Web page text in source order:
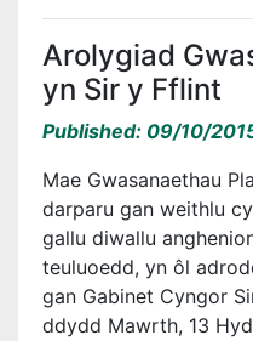
Arolygiad
yn Sir y Fflint
Published: 09/10/
Mae Gwasanaethau
darparu gan weithlu
gallu diwallu
teuluoedd, yn ôl
gan Gabinet Cyngor
ddydd Mawrth, 13